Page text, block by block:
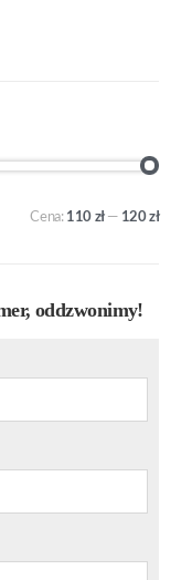
Cena: 110 zł— 120 zł
oddzwonimy!